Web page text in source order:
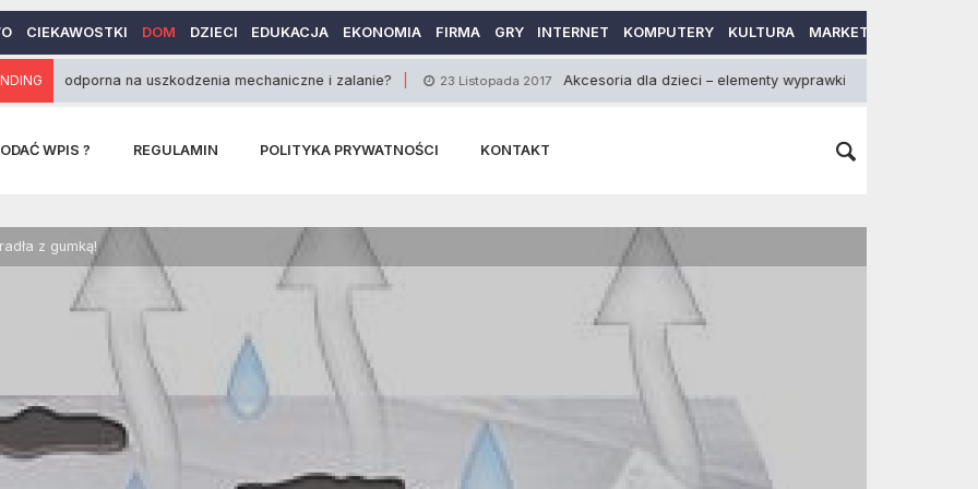
CIEKAWOSTKI DOM DZIECI EDUKACJA EKONOMIA FIRMA GRY INTERNET KOMPUTERY KULTURA MARKETING
na uszkodzenia mechaniczne i zalanie? 23 Listopada 2017 Akcesoria dla dzieci – elementy wyprawki 9 Sierpnia 2016
WPIS ? REGULAMIN POLITYKA PRYWATNOŚCI KONTAKT
z gumką!